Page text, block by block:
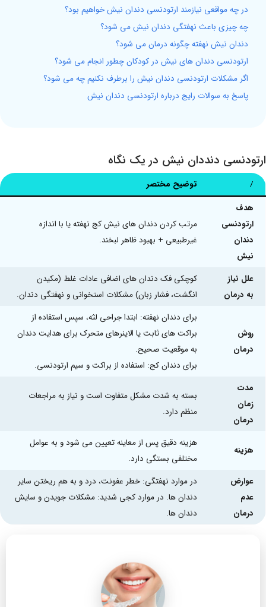
در چه مواقعی نیازمند ارتودنسی دندان نیش خواهیم بود؟
چه چیزی باعث نهفتگی دندان نیش می شود؟
دندان نیش نهفته چگونه درمان می شود؟
ارتودنسی دندان های نیش در کودکان چطور انجام می شود؟
اگر مشکلات ارتودنسی دندان نیش را برطرف نکنیم چه می شود؟
پاسخ به سوالات رایج درباره ارتودنسی دندان نیش
ارتودنسی دنددان نیش در یک نگاه
/
توضیح مختصر
هدف
ارتودنسی
دندان
نیش
مرتب کردن دندان های نیش کج نهفته یا با اندازه
غیرطبیعی + بهبود ظاهر لبخند.
علل نیاز
به درمان
کوچکی فک دندان های اضافی عادات غلط (مکیدن
انگشت، فشار زبان) مشکلات استخوانی و نهفتگی دندان.
روش
درمان
برای دندان نهفته: ابتدا جراحی لثه، سپس استفاده از
براکت های ثابت یا الاینرهای متحرک برای هدایت دندان
به موقعیت صحیح.
برای دندان کج: استفاده از براکت و سیم ارتودنسی.
مدت
زمان
درمان
بسته به شدت مشکل متفاوت است و نیاز به مراجعات
منظم دارد.
هزینه
هزینه دقیق پس از معاینه تعیین می شود و به عوامل
مختلفی بستگی دارد.
عوارض
عدم
درمان
در موارد نهفتگی: خطر عفونت، درد و به هم ریختن سایر
دندان ها. در موارد کجی شدید: مشکلات جویدن و سایش
دندان ها.